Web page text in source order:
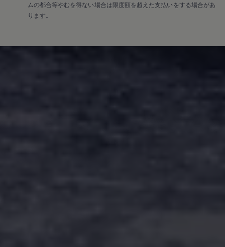
ムの都合等やむを得ない場合は限度額を超えた支払いをする場合があ
ります。